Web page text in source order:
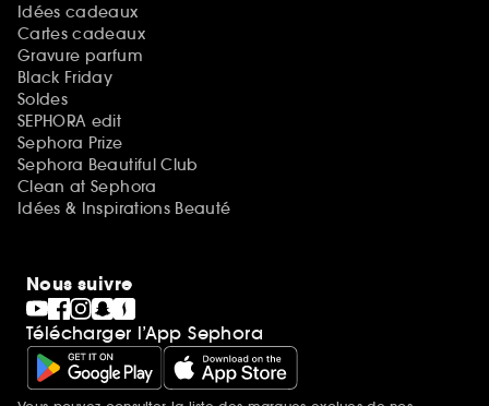
Idées cadeaux
Cartes cadeaux
Gravure parfum
Black Friday
Soldes
SEPHORA edit
Sephora Prize
Sephora Beautiful Club
Clean at Sephora
Idées & Inspirations Beauté
Nous suivre
Télécharger l’App Sephora